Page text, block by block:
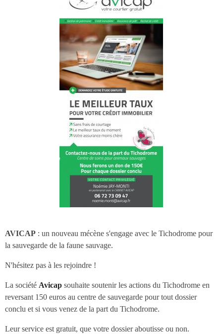
AVICAP : un nouveau mécène s'engage avec le Tichodrome pour
la sauvegarde de la faune sauvage.
N'hésitez pas à les rejoindre !
La société Avicap souhaite soutenir les actions du Tichodrome en
reversant 150 euros au centre de sauvegarde pour tout dossier
conclu et si vous venez de la part du Tichodrome.
Leur service est gratuit, que votre dossier aboutisse ou non.